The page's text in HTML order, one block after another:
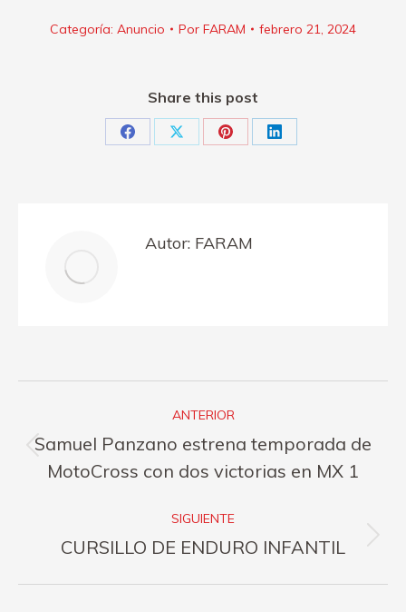
Categoría: Anuncio Por FARAM febrero 21, 2024
Share this post
Share Share Share Share
Autor: FARAM
entre
publicaciones
ANTERIOR
Publicación
anterior:
Samuel Panzano estrena temporada de
MotoCross con dos victorias en MX 1
SIGUIENTE
Publicación
CURSILLO DE ENDURO INFANTIL